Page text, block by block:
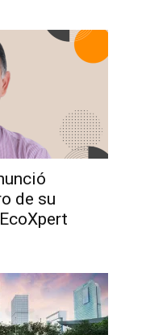
de su